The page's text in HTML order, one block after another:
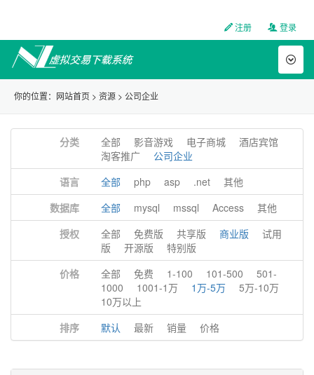
注册 登录
你的位置： 网站首页 > 资源 > 公司企业
分类 全部 影音游戏 电子商城
酒店宾馆
淘客推广
公司企业
语言
全部 php asp .net
其他
数据库
全部 mysql mssql Access
其他
授权
全部 免费版 共享版 商业版
试用
版
开源版
特别版
价格
全部 免费 1-100 101-500
501-
1000
1001-1万 1万-5万
5万-10万
10万以上
排序
默认 最新 销量 价格